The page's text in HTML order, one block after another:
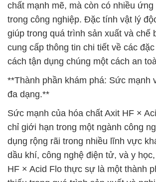
chất mạnh mẽ, mà còn có nhiều
trong công nghiệp. Đặc tính vật lý
giúp trong quá trình sản xuất và chế
cung cấp thông tin chi tiết về các
cách tận dụng chúng một cách an
**Thành phần khám phá: Sức mạnh
đa dạng.**
Sức mạnh của hóa chất Axit HF ×
chỉ giới hạn trong một ngành công
dụng rộng rãi trong nhiều lĩnh vực
dầu khí, công nghệ điện tử, và y
HF × Acid Flo thực sự là một thành